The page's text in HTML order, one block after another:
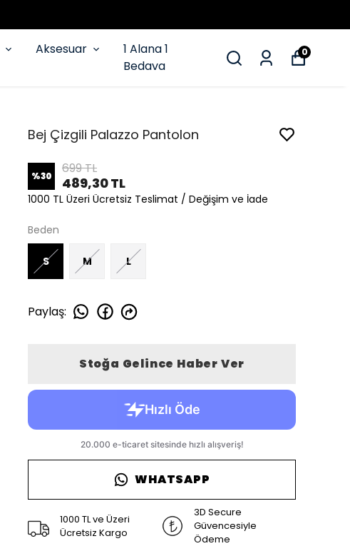
Aksesuar
1 Alana 1
Bedava
0
Bej Çizgili Palazzo Pantolon
%30 699 TL
489,30 TL
1000 TL Üzeri Ücretsiz Teslimat / Değişim ve İade
Beden
S M L
Paylaş:
Stoğa Gelince Haber Ver
WHATSAPP
1000 TL ve Üzeri
Ücretsiz Kargo
3D Secure
Güvencesiyle
Ödeme